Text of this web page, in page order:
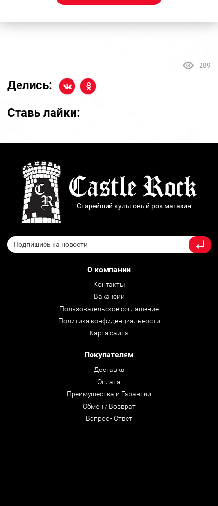
289
Делись:
Ставь лайки:
Старейший культовый рок магазин
О компании
Контакты
Вакансии
Пользовательское соглашение
Политика конфиденциальности
Карта сайта
Покупателям
Доставка
Оплата
Преимущества и Гарантии
Обмен / Возврат
Вопрос - Ответ